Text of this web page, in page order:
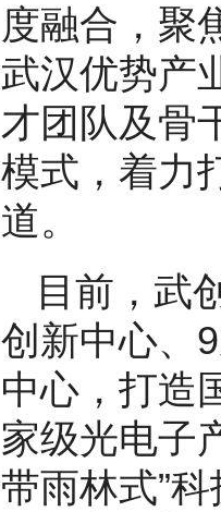
度融合，聚
武汉优势产
才团队及骨
模式，着力
道。
目前，武
创新中心、
中心，打造
家级光电子
带雨林式”